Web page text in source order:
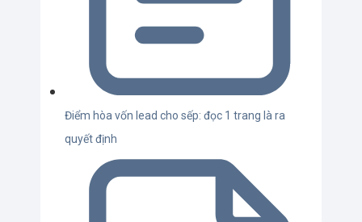
Điểm hòa vốn lead cho sếp: đọc 1 trang là ra
quyết định